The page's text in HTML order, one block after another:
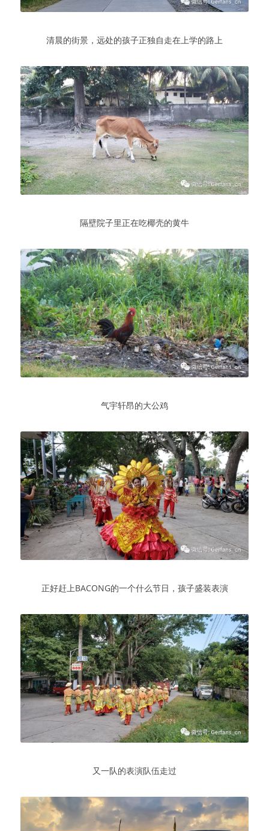
清晨的街景，远处的孩子正独自走在上学的路上
隔壁院子里正在吃椰壳的黄牛
气宇轩昂的大公鸡
正好赶上BACONG的一个什么节日，孩子盛装表演
又一队的表演队伍走过